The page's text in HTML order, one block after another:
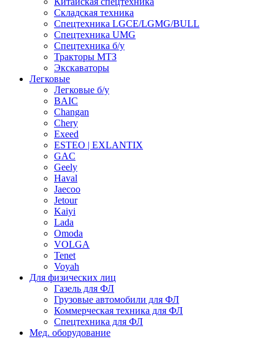
Складская техника
Спецтехника LGCE/LGMG/BULL
Спецтехника UMG
Спецтехника б/у
Тракторы МТЗ
Экскаваторы
Легковые
Легковые б/у
BAIC
Changan
Chery
Exeed
ESTEO | EXLANTIX
GAC
Geely
Haval
Jaecoo
Jetour
Kaiyi
Lada
Omoda
VOLGA
Tenet
Voyah
Для физических лиц
Газель для ФЛ
Грузовые автомобили для ФЛ
Коммерческая техника для ФЛ
Спецтехника для ФЛ
Мед. оборудование